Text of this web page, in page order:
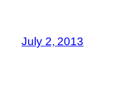
July 2, 2013